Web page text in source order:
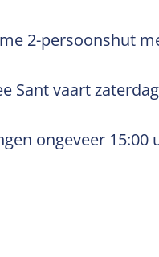
2-persoonshut
Sant vaart
ongeveer 15:00